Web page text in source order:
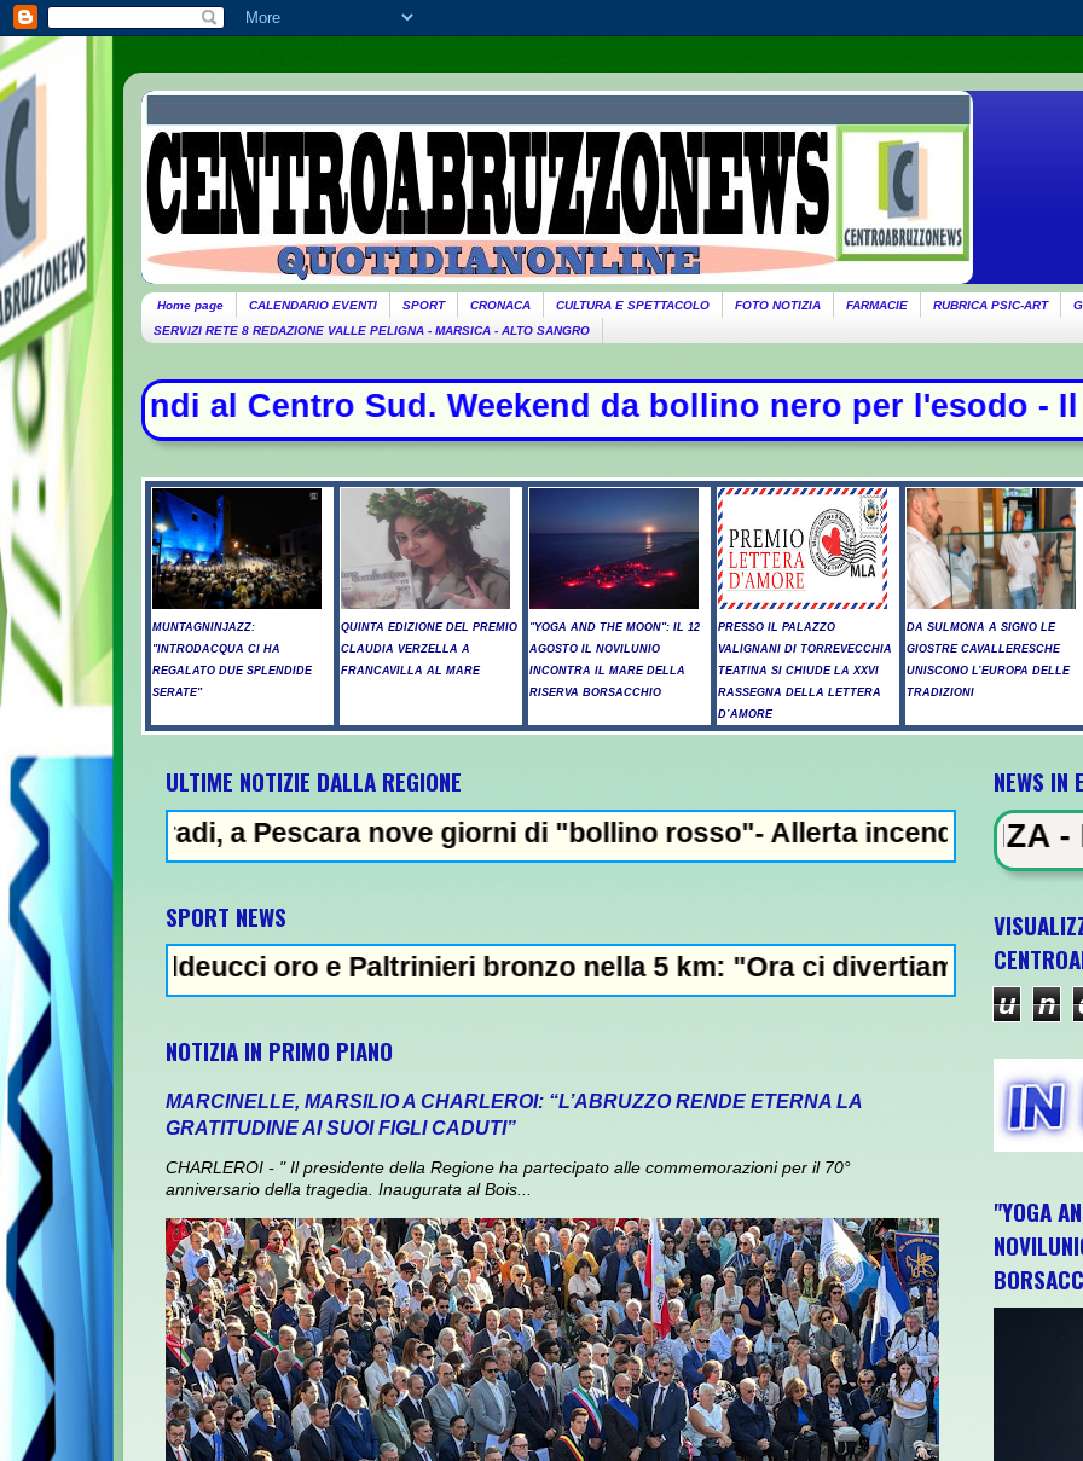
Home page CALENDARIO EVENTI SPORT CRONACA CULTURA E SPETTACOLO FOTO NOTIZIA FARMACIE RUBRICA PSIC-ART
SERVIZI RETE 8 REDAZIONE VALLE PELIGNA - MARSICA - ALTO SANGRO
Sud. Weekend da bollino nero per l'esodo - Il governo
MUNTAGNINJAZZ:
"INTRODACQUA CI HA
REGALATO DUE SPLENDIDE
SERATE"
QUINTA EDIZIONE DEL PREMIO
CLAUDIA VERZELLA A
FRANCAVILLA AL MARE
"YOGA AND THE MOON": IL 12
AGOSTO IL NOVILUNIO
INCONTRA IL MARE DELLA
RISERVA BORSACCHIO
PRESSO IL PALAZZO
VALIGNANI DI TORREVECCHIA
TEATINA SI CHIUDE LA XXVI
RASSEGNA DELLA LETTERA
D’AMORE
DA SULMONA A SIGNO LE
GIOSTRE CAVALLERESCHE
UNISCONO L’EUROPA DELLE
TRADIZIONI
ULTIME NOTIZIE DALLA REGIONE
a Pescara nove giorni di "bollino rosso"- Allerta incendi in Abruzzo,
SPORT NEWS
oro e Paltrinieri bronzo nella 5 km: "Ora ci divertiamo in staffetta"- L'Italia
NOTIZIA IN PRIMO PIANO
MARCINELLE, MARSILIO A CHARLEROI: “L’ABRUZZO RENDE ETERNA LA
GRATITUDINE AI SUOI FIGLI CADUTI”
CHARLEROI - " Il presidente della Regione ha partecipato alle commemorazioni per il 70°
anniversario della tragedia. Inaugurata al Bois...
NEWS IN
NEWS IN EVIDENZA - Raid russi
u n
"YOGA